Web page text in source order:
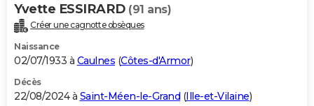
Yvette ESSIRARD (91 ans)
Créer une cagnotte obsèques
Naissance
02/07/1933 à Caulnes (Côtes-d'Armor)
Décès
22/08/2024 à Saint-Méen-le-Grand (Ille-et-Vilaine)